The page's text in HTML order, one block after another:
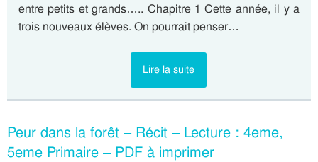
entre petits et grands….. Chapitre 1 Cette année, il y a
trois nouveaux élèves. On pourrait penser…
Lire la suite
Peur dans la forêt – Récit – Lecture : 4eme,
5eme Primaire – PDF à imprimer